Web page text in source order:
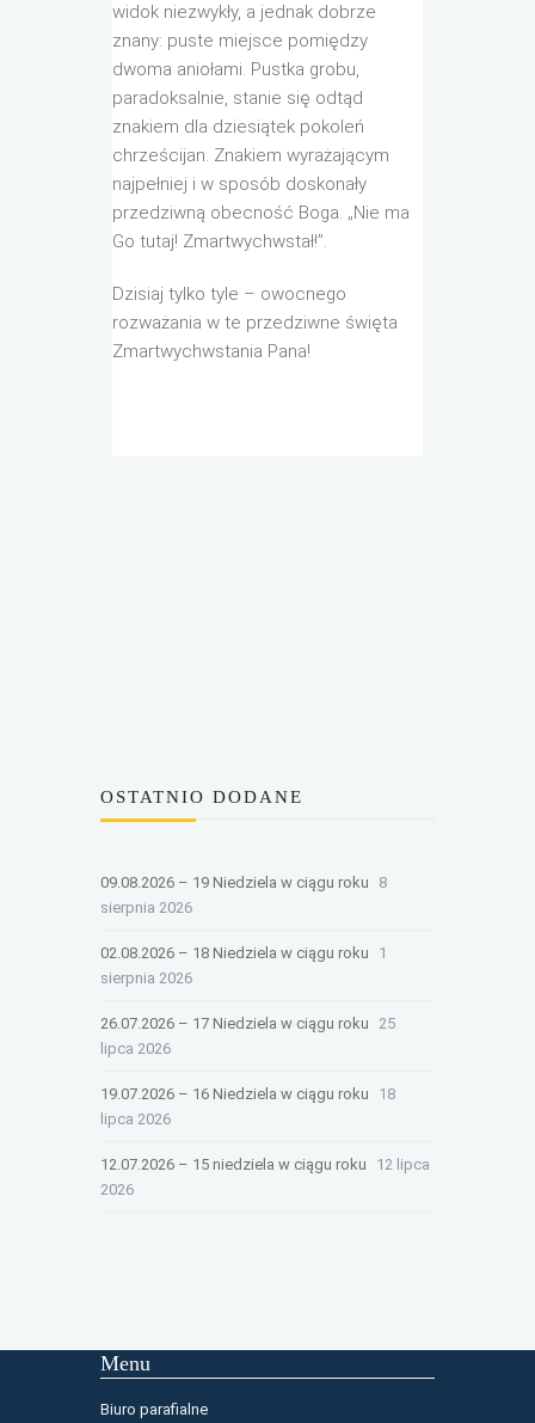
widok niezwykły, a jednak dobrze
znany: puste miejsce pomiędzy
dwoma aniołami. Pustka grobu,
paradoksalnie, stanie się odtąd
znakiem dla dziesiątek pokoleń
chrześcijan. Znakiem wyrażającym
najpełniej i w sposób doskonały
przedziwną obecność Boga. „Nie ma
Go tutaj! Zmartwychwstał!”.
Dzisiaj tylko tyle – owocnego
rozważania w te przedziwne święta
Zmartwychwstania Pana!
OSTATNIO DODANE
09.08.2026 – 19 Niedziela w ciągu roku
8
sierpnia 2026
02.08.2026 – 18 Niedziela w ciągu roku
1
sierpnia 2026
26.07.2026 – 17 Niedziela w ciągu roku
25
lipca 2026
19.07.2026 – 16 Niedziela w ciągu roku
18
lipca 2026
12.07.2026 – 15 niedziela w ciągu roku
12 lipca
2026
Menu
Biuro parafialne